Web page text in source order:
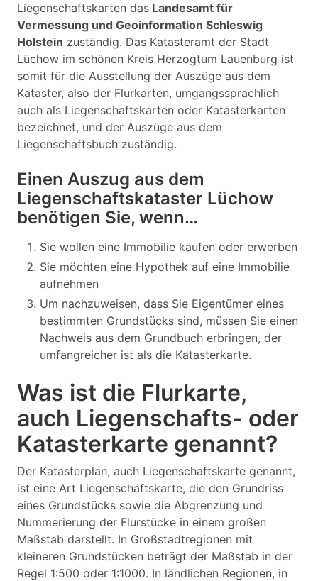
Liegenschaftskarten das Landesamt für
Vermessung und Geoinformation Schleswig
Holstein zuständig. Das Katasteramt der Stadt
Lüchow im schönen Kreis Herzogtum Lauenburg ist
somit für die Ausstellung der Auszüge aus dem
Kataster, also der Flurkarten, umgangssprachlich
auch als Liegenschaftskarten oder Katasterkarten
bezeichnet, und der Auszüge aus dem
Liegenschaftsbuch zuständig.
Einen Auszug aus dem
Liegenschaftskataster Lüchow
benötigen Sie, wenn…
Sie wollen eine Immobilie kaufen oder erwerben
Sie möchten eine Hypothek auf eine Immobilie
aufnehmen
Um nachzuweisen, dass Sie Eigentümer eines
bestimmten Grundstücks sind, müssen Sie einen
Nachweis aus dem Grundbuch erbringen, der
umfangreicher ist als die Katasterkarte.
Was ist die Flurkarte,
auch Liegenschafts- oder
Katasterkarte genannt?
Der Katasterplan, auch Liegenschaftskarte genannt,
ist eine Art Liegenschaftskarte, die den Grundriss
eines Grundstücks sowie die Abgrenzung und
Nummerierung der Flurstücke in einem großen
Maßstab darstellt. In Großstadtregionen mit
kleineren Grundstücken beträgt der Maßstab in der
Regel 1:500 oder 1:1000. In ländlichen Regionen, in